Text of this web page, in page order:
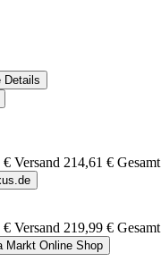
Details
Versand 214,61 € Gesamt
Versand 219,99 € Gesamt
Markt Online Shop